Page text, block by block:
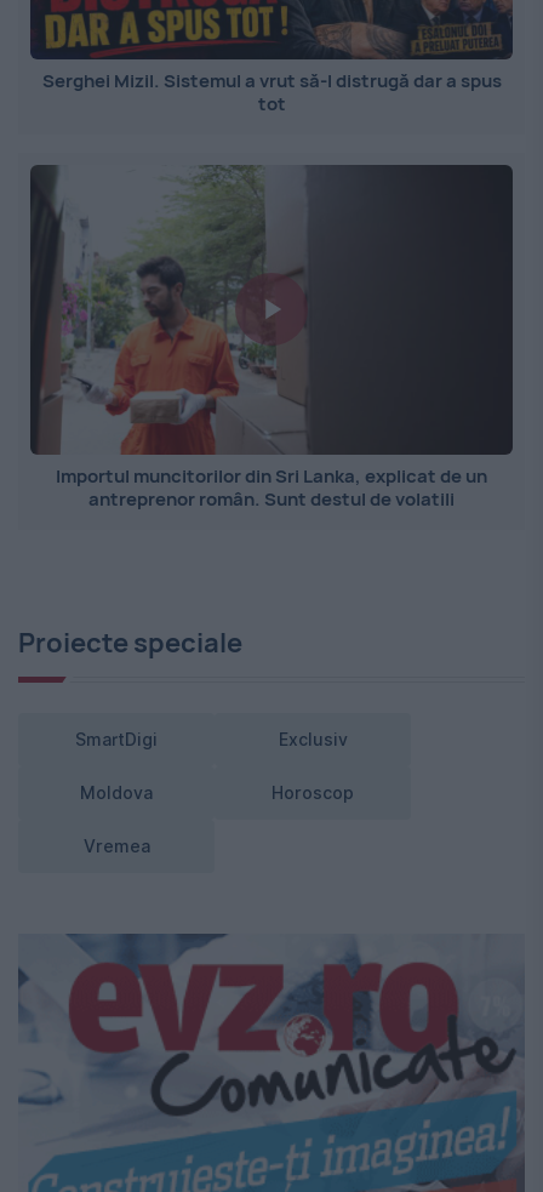
Serghei Mizil. Sistemul a vrut să-l distrugă dar a spus
tot
Importul muncitorilor din Sri Lanka, explicat de un
antreprenor român. Sunt destul de volatili
Proiecte speciale
SmartDigi Exclusiv
Moldova Horoscop
Vremea